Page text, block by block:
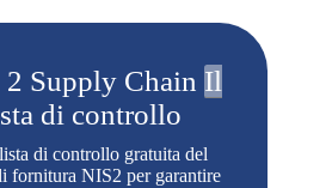
2 Supply Chain Il
di controllo
di controllo gratuita del
fornitura NIS2 per garantire